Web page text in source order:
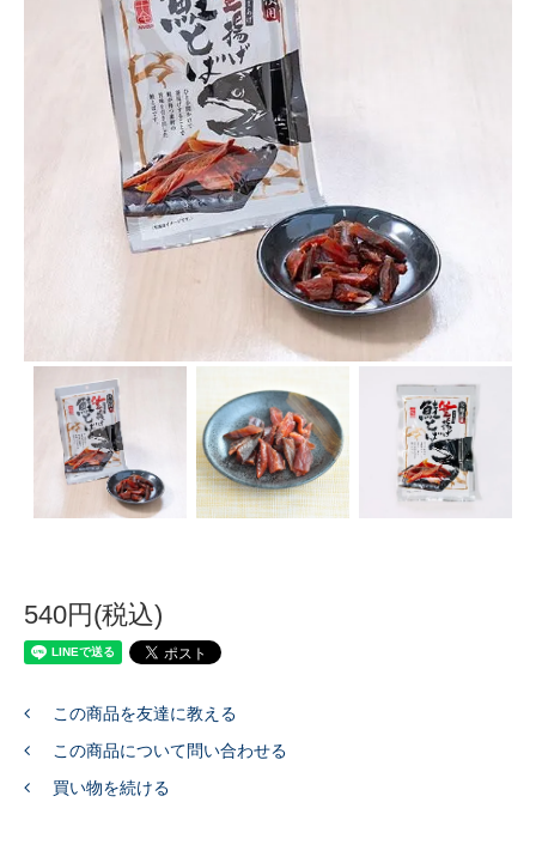
540円(税込)
この商品を友達に教える
この商品について問い合わせる
買い物を続ける